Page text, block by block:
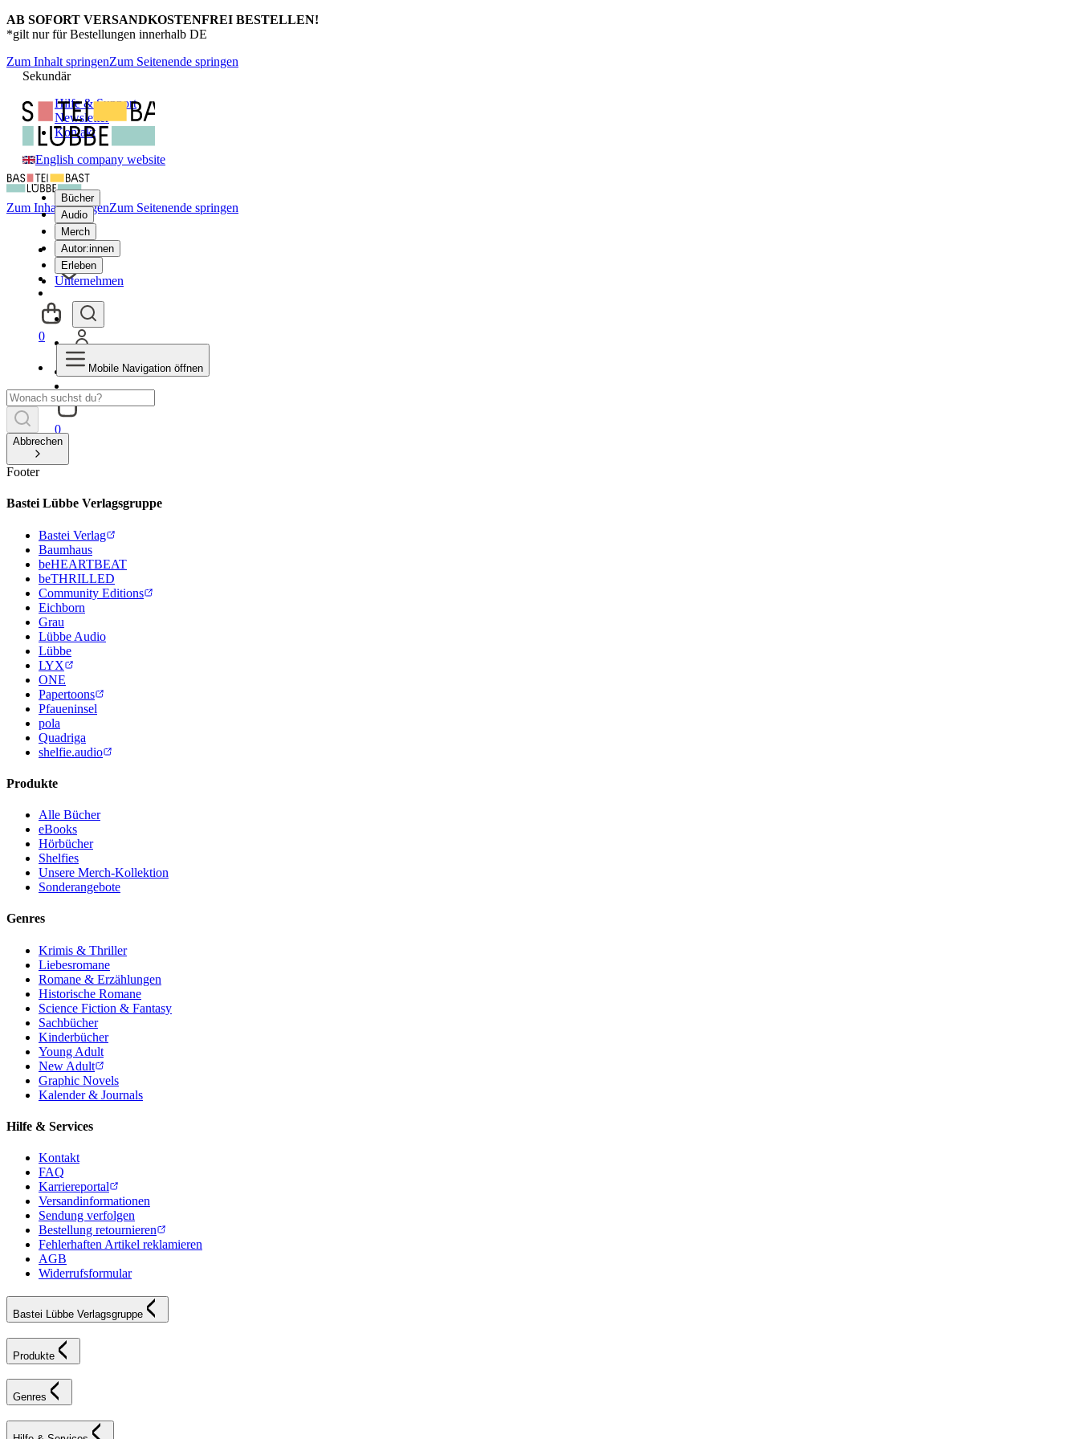
AB SOFORT VERSANDKOSTENFREI BESTELLEN!
*gilt nur für Bestellungen innerhalb DE
Zum Inhalt springenZum Seitenende springen
Sekundär
Hilfe & Support
Newsletter
Kontakt
English company website
Bücher
Audio
Merch
Autor:innen
Erleben
Unternehmen
0
Zum Inhalt springenZum Seitenende springen
0
Mobile Navigation öffnen
Abbrechen
Footer
Bastei Lübbe Verlagsgruppe
Bastei Verlag
Baumhaus
beHEARTBEAT
beTHRILLED
Community Editions
Eichborn
Grau
Lübbe Audio
Lübbe
LYX
ONE
Papertoons
Pfaueninsel
pola
Quadriga
shelfie.audio
Produkte
Alle Bücher
eBooks
Hörbücher
Shelfies
Unsere Merch-Kollektion
Sonderangebote
Genres
Krimis & Thriller
Liebesromane
Romane & Erzählungen
Historische Romane
Science Fiction & Fantasy
Sachbücher
Kinderbücher
Young Adult
New Adult
Graphic Novels
Kalender & Journals
Hilfe & Services
Kontakt
FAQ
Karriereportal
Versandinformationen
Sendung verfolgen
Bestellung retournieren
Fehlerhaften Artikel reklamieren
AGB
Widerrufsformular
Bastei Lübbe Verlagsgruppe
Produkte
Genres